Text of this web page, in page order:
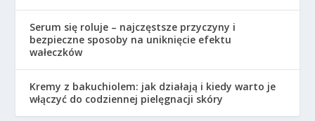
Serum się roluje – najczęstsze przyczyny i
bezpieczne sposoby na uniknięcie efektu
wałeczków
Kremy z bakuchiolem: jak działają i kiedy warto je
włączyć do codziennej pielęgnacji skóry